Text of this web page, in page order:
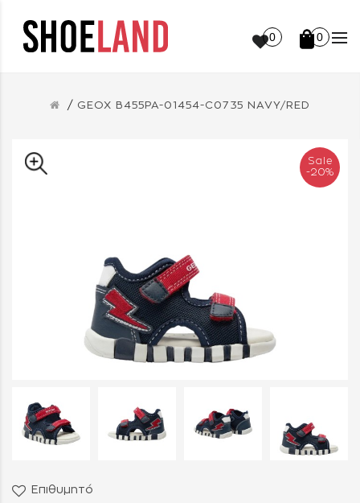
0 0
GEOX B455PA-01454-C0735 NAVY/RED
Sale
-20%
Επιθυμητό